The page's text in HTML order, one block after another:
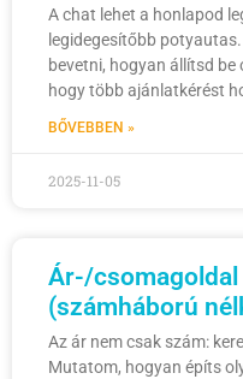
A chat lehet a honlapod
legidegesítőbb
bevetni, hogyan állítsd
hogy több ajánlatkérést
BŐVEBBEN »
2025-11-05
Ár-/
(számháború
Az ár nem csak szám:
Mutatom, hogyan építs